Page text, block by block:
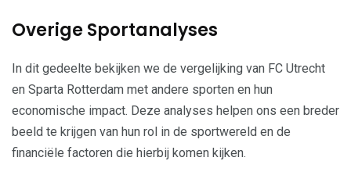
Overige Sportanalyses
In dit gedeelte bekijken we de vergelijking van FC Utrecht
en Sparta Rotterdam met andere sporten en hun
economische impact. Deze analyses helpen ons een breder
beeld te krijgen van hun rol in de sportwereld en de
financiële factoren die hierbij komen kijken.